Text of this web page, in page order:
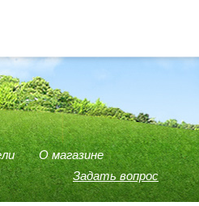
Задать вопрос
О магазине